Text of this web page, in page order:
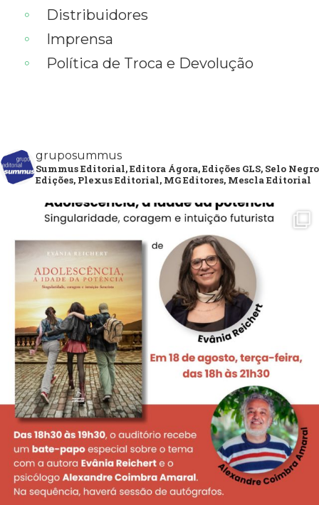
Distribuidores
Imprensa
Política de Troca e Devolução
gruposummus
Summus Editorial, Editora Ágora, Edições GLS, Selo Negro
Edições, Plexus Editorial, MG Editores, Mescla Editorial